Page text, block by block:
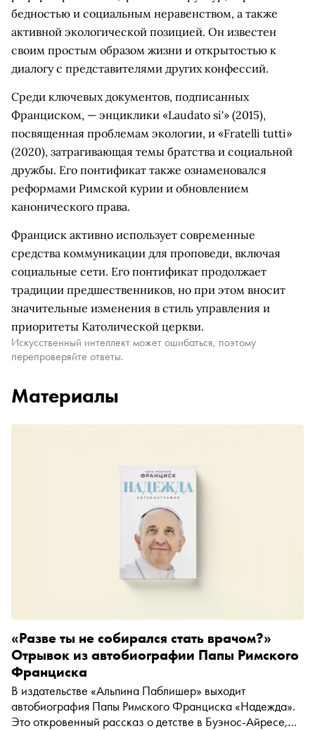
бедностью и социальным неравенством, а также
активной экологической позицией. Он известен
своим простым образом жизни и открытостью к
диалогу с представителями других конфессий.
Среди ключевых документов, подписанных
Франциском, — энциклики «Laudato si'» (2015),
посвященная проблемам экологии, и «Fratelli tutti»
(2020), затрагивающая темы братства и социальной
дружбы. Его понтификат также ознаменовался
реформами Римской курии и обновлением
канонического права.
Франциск активно использует современные
средства коммуникации для проповеди, включая
социальные сети. Его понтификат продолжает
традиции предшественников, но при этом вносит
значительные изменения в стиль управления и
приоритеты Католической церкви.
Искусственный интеллект может ошибаться, поэтому
перепроверяйте ответы.
Материалы
«Разве ты не собирался стать врачом?»
Отрывок из автобиографии Папы Римского
Франциска
В издательстве «Альпина Паблишер» выходит
автобиография Папы Римского Франциска «Надежда».
Это откровенный рассказ о детстве в Буэнос-Айресе,